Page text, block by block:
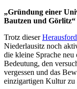
„Gründung einer
Bautzen und Görlitz“
Trotz dieser
Niederlausitz noch
die kleine Sprache
Bedeutung, den
vergessen und das
einzigartigen Kultur zu